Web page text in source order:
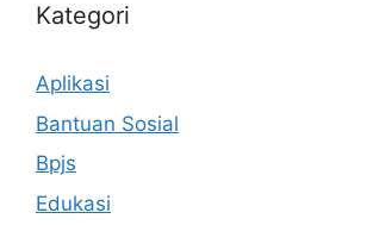
Kategori
Aplikasi
Bantuan Sosial
Bpjs
Edukasi